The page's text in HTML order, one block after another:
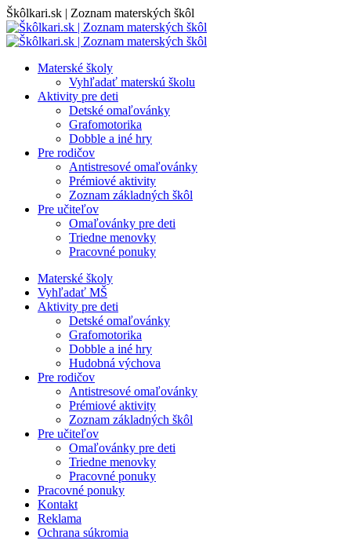
Skip
to
content
Škôlkari.sk | Zoznam materských škôl
Materské školy
Vyhľadať materskú školu
Aktivity pre deti
Detské omaľovánky
Grafomotorika
Dobble a iné hry
Pre rodičov
Antistresové omaľovánky
Prémiové aktivity
Zoznam základných škôl
Pre učiteľov
Omaľovánky pre deti
Triedne menovky
Pracovné ponuky
Materské školy
Vyhľadať MŠ
Aktivity pre deti
Detské omaľovánky
Grafomotorika
Dobble a iné hry
Hudobná výchova
Pre rodičov
Antistresové omaľovánky
Prémiové aktivity
Zoznam základných škôl
Pre učiteľov
Omaľovánky pre deti
Triedne menovky
Pracovné ponuky
Pracovné ponuky
Kontakt
Reklama
Ochrana súkromia